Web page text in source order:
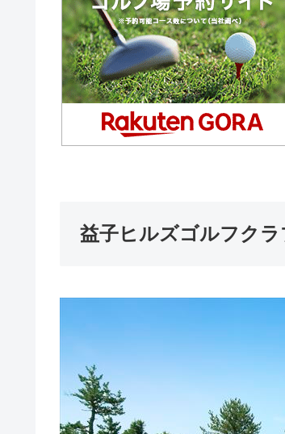
益子ヒルズゴルフクラ